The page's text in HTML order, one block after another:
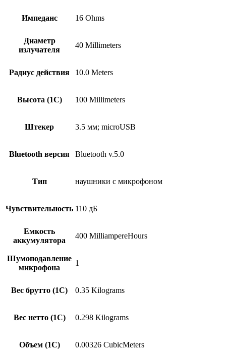
Импеданс 16 Ohms
Диаметр
излучателя
40 Millimeters
Радиус действия 10.0 Meters
Высота (1С) 100 Millimeters
Штекер 3.5 мм; microUSB
Bluetooth версия Bluetooth v.5.0
Тип наушники с микрофоном
Чувствительность 110 дБ
Емкость
аккумулятора
400 MilliampereHours
Шумоподавление
микрофона
1
Вес брутто (1С) 0.35 Kilograms
Вес нетто (1С) 0.298 Kilograms
Объем (1С) 0.00326 CubicMeters